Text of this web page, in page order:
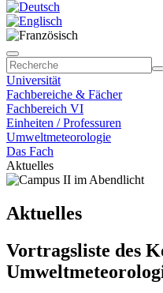
Universität
Fachbereiche & Fächer
Fachbereich VI
Einheiten / Professuren
Umweltmeteorologie
Das Fach
Aktuelles
Aktuelles
Vortragsliste des